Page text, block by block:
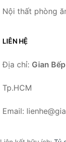
Nội thất phòng
LIÊN HỆ
Địa chỉ: Gian Bếp
Tp.HCM
Email: